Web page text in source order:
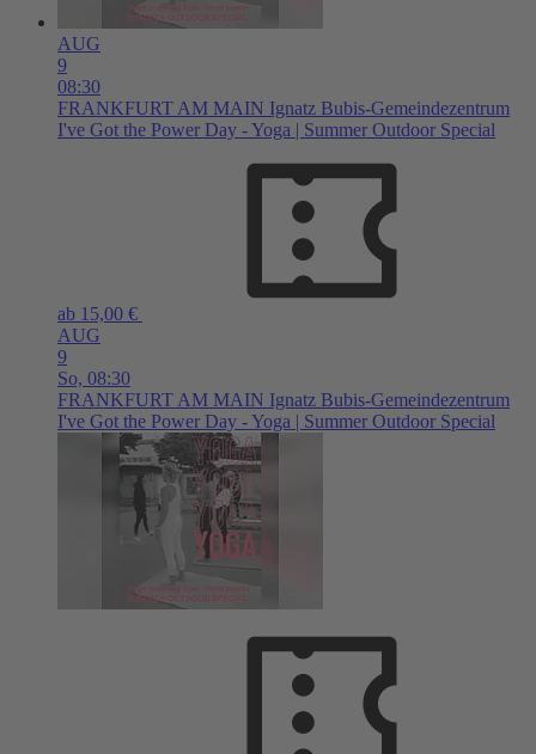
AUG
9
08:30
FRANKFURT AM MAIN Ignatz Bubis-Gemeindezentrum
I've Got the Power Day - Yoga | Summer Outdoor Special
ab 15,00 €
AUG
9
So, 08:30
FRANKFURT AM MAIN Ignatz Bubis-Gemeindezentrum
I've Got the Power Day - Yoga | Summer Outdoor Special